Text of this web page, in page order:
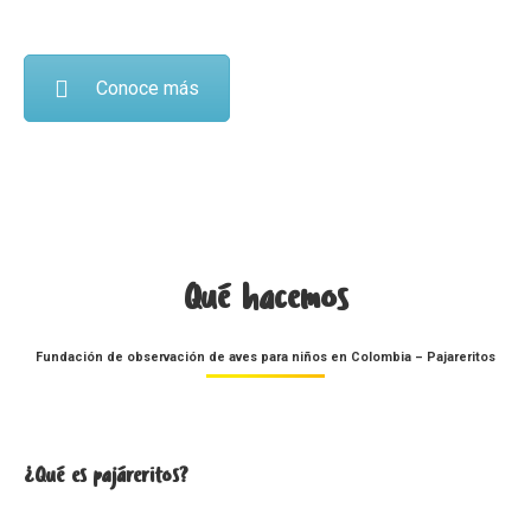
Conoce más
Qué hacemos
Fundación de observación de aves para niños en Colombia – Pajareritos
¿Qué es pajáreritos?